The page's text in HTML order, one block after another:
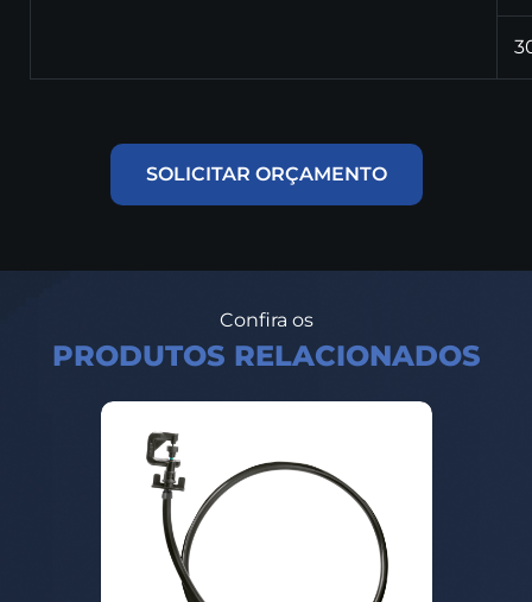
SOLICITAR ORÇAMENTO
Confira os
PRODUTOS RELACIONADOS